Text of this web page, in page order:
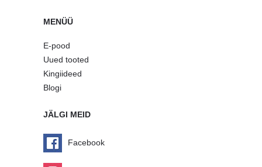
MENÜÜ
E-pood
Uued tooted
Kingiideed
Blogi
JÄLGI MEID
Facebook